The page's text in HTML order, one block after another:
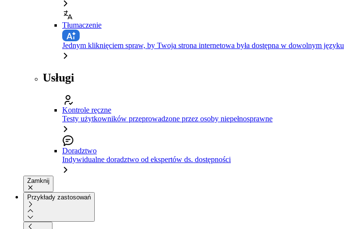
Tłumaczenie
Jednym kliknięciem spraw, by Twoja strona internetowa była dostępna w dowolnym języku
Usługi
Kontrole ręczne
Testy użytkowników przeprowadzone przez osoby niepełnosprawne
Doradztwo
Indywidualne doradztwo od ekspertów ds. dostępności
Zamknij
Przykłady zastosowań